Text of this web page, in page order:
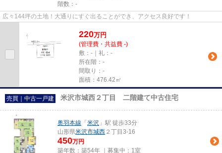
階数：-
広々144坪の土地！大通りにすぐ出ることができ、アクセス良好です！
220万円
(管理費・共益費 -)
敷：-｜礼：-
所在階：-
間取り：-
面積：476.42㎡
売買｜中古一戸建 米沢市城西２丁目 二階建て中古住宅
奥羽本線 「 米沢 」駅 徒歩33分
山形県米沢市城西 ２丁目3-16
450万円
築年数：築54年 ｜募集中： 1室